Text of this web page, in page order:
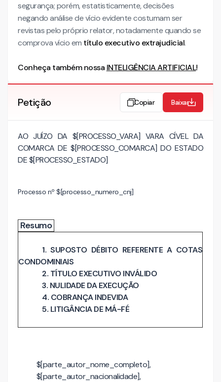
segurança; porém, estatisticamente, decisões
negando análise de vício evidente costumam ser
revistas pelo próprio relator, notadamente quando se
comprova vício em título executivo extrajudicial.
Conheça também nossa INTELIGÊNCIA ARTIFICIAL!
Petição Copiar Baixar
AO JUÍZO DA $[PROCESSO_VARA] VARA CÍVEL DA
COMARCA DE $[PROCESSO_COMARCA] DO ESTADO
DE $[PROCESSO_ESTADO]
Processo nº $[processo_numero_cnj]
Resumo
1. SUPOSTO DÉBITO REFERENTE A COTAS
CONDOMINIAIS
2. TÍTULO EXECUTIVO INVÁLIDO
3. NULIDADE DA EXECUÇÃO
4. COBRANÇA INDEVIDA
5. LITIGÂNCIA DE MÁ-FÉ
$[parte_autor_nome_completo],
$[parte_autor_nacionalidade],